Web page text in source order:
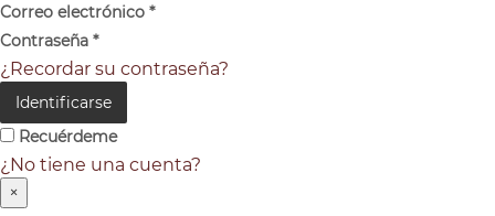
Correo electrónico *
Contraseña *
¿Recordar su contraseña?
Identificarse
Recuérdeme
¿No tiene una cuenta?
×